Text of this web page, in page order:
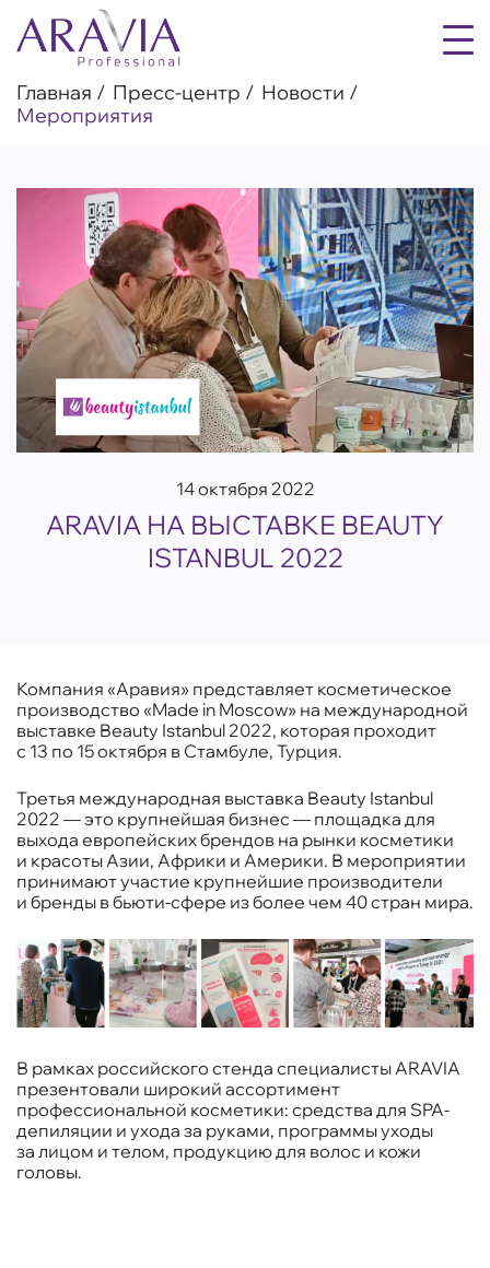
Главная Пресс-центр
Новости
Мероприятия
14 октября 2022
ARAVIA НА ВЫСТАВКЕ BEAUTY
ISTANBUL 2022
Компания «Аравия» представляет косметическое
производство «Made in Moscow» на международной
выставке Beauty Istanbul 2022, которая проходит
c 13 по 15 октября в Стамбуле, Турция.
Третья международная выставка Beauty Istanbul
2022 — это крупнейшая бизнес — площадка для
выхода европейских брендов на рынки косметики
и красоты Азии, Африки и Америки. В мероприятии
принимают участие крупнейшие производители
и бренды в бьюти-сфере из более чем 40 стран мира.
В рамках российского стенда специалисты ARAVIA
презентовали широкий ассортимент
профессиональной косметики: средства для SPA-
депиляции и ухода за руками, программы уходы
за лицом и телом, продукцию для волос и кожи
головы.